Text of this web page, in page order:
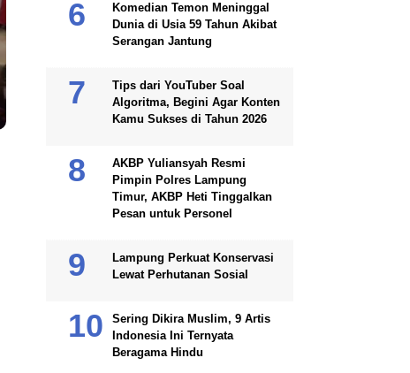
Komedian Temon Meninggal
Dunia di Usia 59 Tahun Akibat
Serangan Jantung
Tips dari YouTuber Soal
Algoritma, Begini Agar Konten
Kamu Sukses di Tahun 2026
AKBP Yuliansyah Resmi
Pimpin Polres Lampung
Timur, AKBP Heti Tinggalkan
Pesan untuk Personel
Lampung Perkuat Konservasi
Lewat Perhutanan Sosial
Sering Dikira Muslim, 9 Artis
Indonesia Ini Ternyata
Beragama Hindu